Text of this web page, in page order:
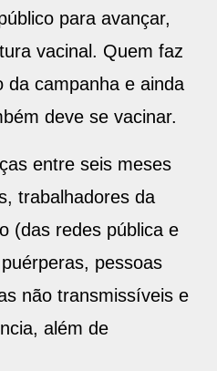
para avançar,
vacinal. Quem faz
da campanha e ainda
deve se vacinar.
entre seis meses
trabalhadores da
(das redes pública e
pessoas
não transmissíveis e
além de